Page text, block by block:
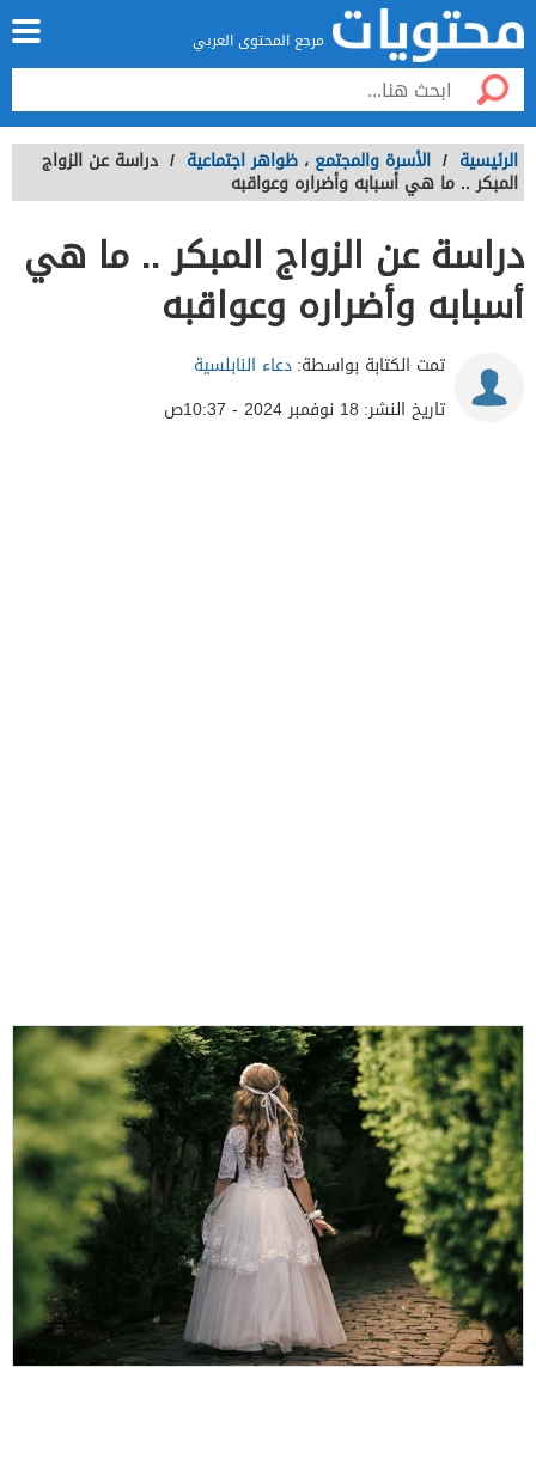
مرجع المحتوى العربي
الرئيسية / الأسرة والمجتمع ، ظواهر اجتماعية / دراسة عن الزواج
المبكر .. ما هي أسبابه وأضراره وعواقبه
دراسة عن الزواج المبكر .. ما هي
أسبابه وأضراره وعواقبه
تمت الكتابة بواسطة:دعاء النابلسية
تاريخ النشر: 18 نوفمبر 2024 - 10:37ص